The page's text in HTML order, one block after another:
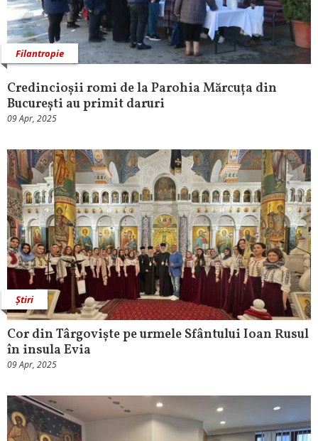
Filantropie
Credincioșii romi de la Parohia Mărcuța din
București au primit daruri
09 Apr, 2025
Știri
Cor din Târgoviște pe urmele Sfântului Ioan Rusul
în insula Evia
09 Apr, 2025